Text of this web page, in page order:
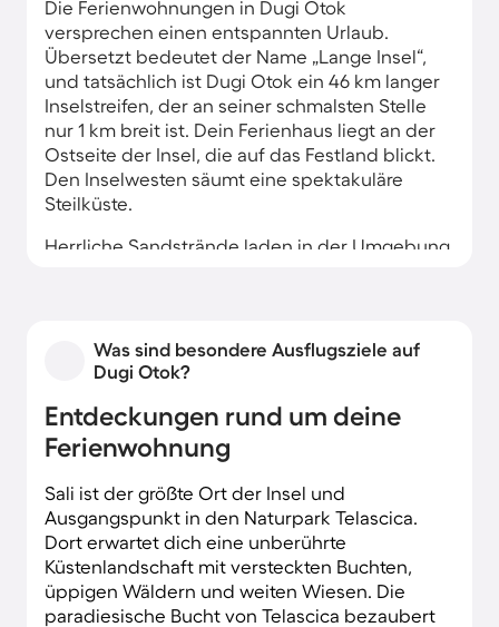
Die Ferienwohnungen in Dugi Otok
versprechen einen entspannten Urlaub.
Übersetzt bedeutet der Name „Lange Insel“,
und tatsächlich ist Dugi Otok ein 46 km langer
Inselstreifen, der an seiner schmalsten Stelle
nur 1 km breit ist. Dein Ferienhaus liegt an der
Ostseite der Insel, die auf das Festland blickt.
Den Inselwesten säumt eine spektakuläre
Steilküste.
Herrliche Sandstrände laden in der Umgebung
historische Zeugnisse aus der Zeit der
jugoslawischen Armee. Die Ortschaften auf der
versprühen ein entspanntes Flair. Kulinarische
Genüsse erwarten dich in den geselligen
Was sind besondere Ausflugsziele auf
Dugi Otok?
Entdeckungen rund um deine
Ferienwohnung
Sali ist der größte Ort der Insel und
Ausgangspunkt in den Naturpark Telascica.
Dort erwartet dich eine unberührte
Küstenlandschaft mit versteckten Buchten,
üppigen Wäldern und weiten Wiesen. Die
paradiesische Bucht von Telascica bezaubert